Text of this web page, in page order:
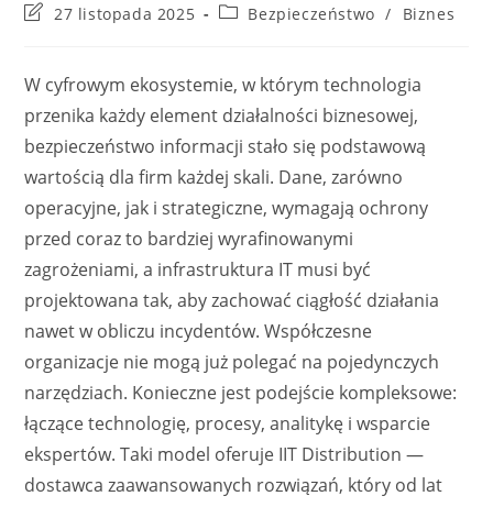
Post27 listopada 2025
PostBezpieczeństwo / Biznes
W cyfrowym ekosystemie, w którym technologia
przenika każdy element działalności biznesowej,
bezpieczeństwo informacji stało się podstawową
wartością dla firm każdej skali. Dane, zarówno
operacyjne, jak i strategiczne, wymagają ochrony
przed coraz to bardziej wyrafinowanymi
zagrożeniami, a infrastruktura IT musi być
projektowana tak, aby zachować ciągłość działania
nawet w obliczu incydentów. Współczesne
organizacje nie mogą już polegać na pojedynczych
narzędziach. Konieczne jest podejście kompleksowe:
łączące technologię, procesy, analitykę i wsparcie
ekspertów. Taki model oferuje IIT Distribution —
dostawca zaawansowanych rozwiązań, który od lat